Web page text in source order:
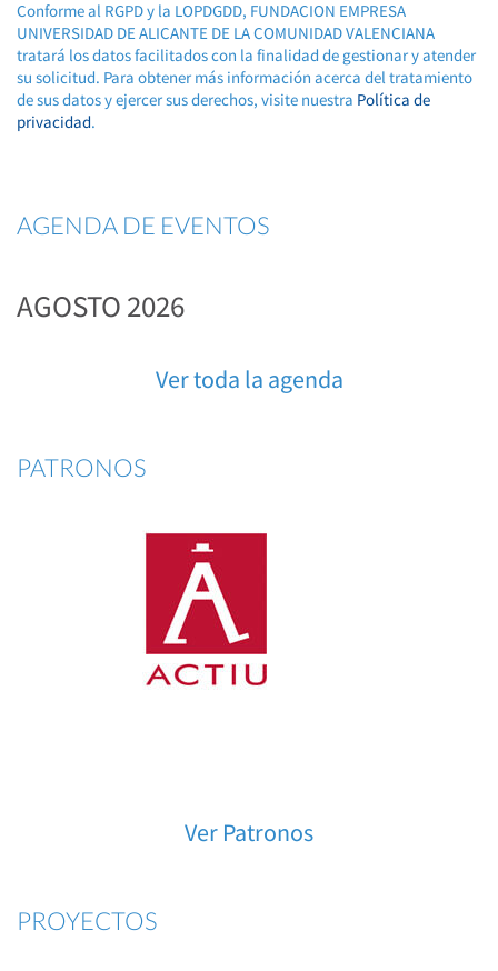
Conforme al RGPD y la LOPDGDD, FUNDACION EMPRESA
UNIVERSIDAD DE ALICANTE DE LA COMUNIDAD VALENCIANA
tratará los datos facilitados con la finalidad de gestionar y atender
su solicitud. Para obtener más información acerca del tratamiento
de sus datos y ejercer sus derechos, visite nuestra Política de
privacidad.
AGENDA DE EVENTOS
AGOSTO 2026
Ver toda la agenda
PATRONOS
Ver Patronos
PROYECTOS